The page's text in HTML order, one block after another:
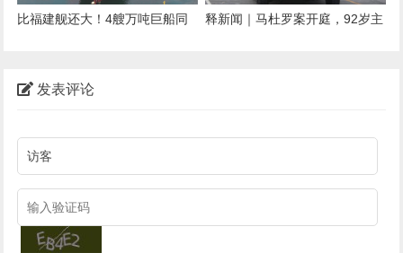
比福建舰还大！4艘万吨巨船同
释新闻｜马杜罗案开庭，92岁主
发表评论